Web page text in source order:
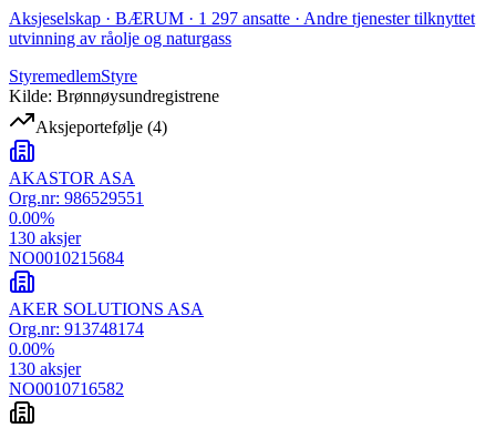
Aksjeselskap · BÆRUM · 1 297 ansatte · Andre tjenester tilknyttet
utvinning av råolje og naturgass
StyremedlemStyre
Kilde: Brønnøysundregistrene
Aksjeportefølje (4)
AKASTOR ASA
Org.nr: 986529551
0.00%
130 aksjer
NO0010215684
AKER SOLUTIONS ASA
Org.nr: 913748174
0.00%
130 aksjer
NO0010716582